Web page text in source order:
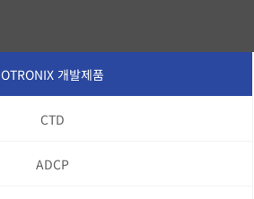
OTRONIX 개발제품
CTD
ADCP